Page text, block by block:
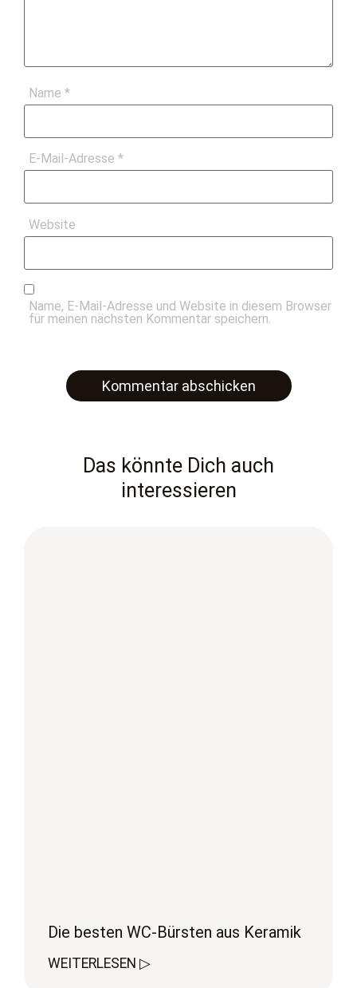
Name *
E-Mail-Adresse *
Website
Name, E-Mail-Adresse und Website in diesem Browser
für meinen nächsten Kommentar speichern.
Das könnte Dich auch
interessieren
Die besten WC-Bürsten aus Keramik
WEITERLESEN ▷